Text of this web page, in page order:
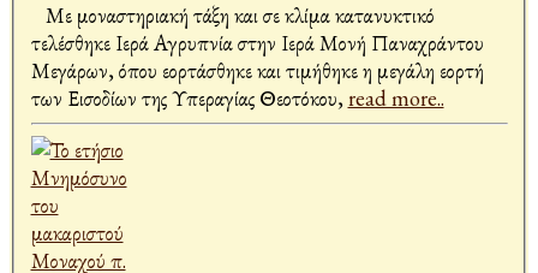
Με μοναστηριακή τάξη και σε κλίμα κατανυκτικό
τελέσθηκε Ιερά Αγρυπνία στην Ιερά Μονή Παναχράντου
Μεγάρων, όπου εορτάσθηκε και τιμήθηκε η μεγάλη εορτή
των Εισοδίων της Υπεραγίας Θεοτόκου,read more..